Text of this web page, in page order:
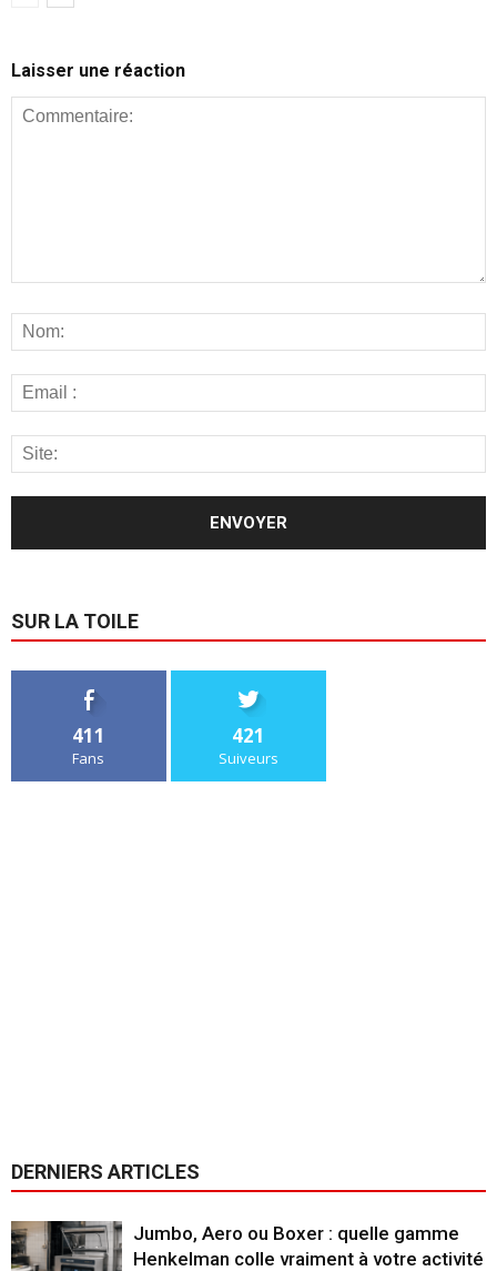
Laisser une réaction
SUR LA TOILE
411
Fans
421
Suiveurs
DERNIERS ARTICLES
Jumbo, Aero ou Boxer : quelle gamme
Henkelman colle vraiment à votre activité